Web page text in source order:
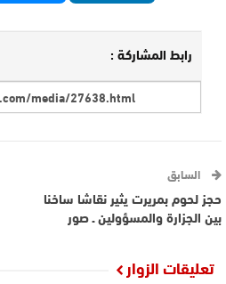
رابط المشاركة :
السابق
حجز لحوم بمريرت يثير نقاشا ساخنا
بين الجزارة والمسؤولين ـ صور
تعليقات الزوار